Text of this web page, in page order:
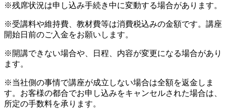
※残席状況は申し込み手続き中に変動する場合があります。
※受講料や維持費、教材費等は消費税込みの金額です。講座
開始日前のご入金をお願いします。
※開講できない場合や、日程、内容が変更になる場合があり
ます。
※当社側の事情で講座が成立しない場合は全額を返金しま
す。お客様の都合でお申し込みをキャンセルされた場合は、
所定の手数料を承ります。